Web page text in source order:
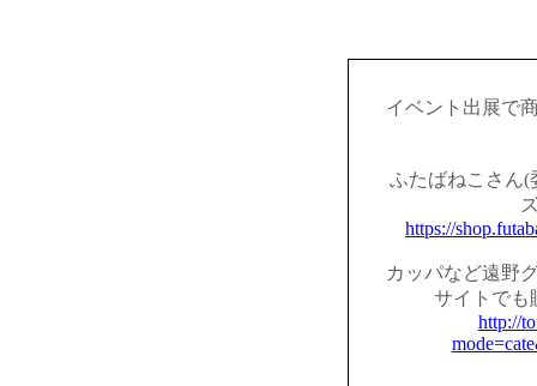
イベント出展で
ふたばねこさん(
https://
カッパなど遠野
サイトでも
http://